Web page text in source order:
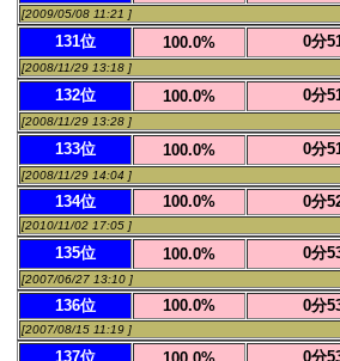
[2009/05/08 11:21 ]
131位 100.0% 0分
[2008/11/29 13:18 ]
132位 100.0% 0分
[2008/11/29 13:28 ]
133位 100.0% 0分
[2008/11/29 14:04 ]
134位 100.0% 0分
[2010/11/02 17:05 ]
135位 100.0% 0分
[2007/06/27 13:10 ]
136位 100.0% 0分
[2007/08/15 11:19 ]
137位 0分